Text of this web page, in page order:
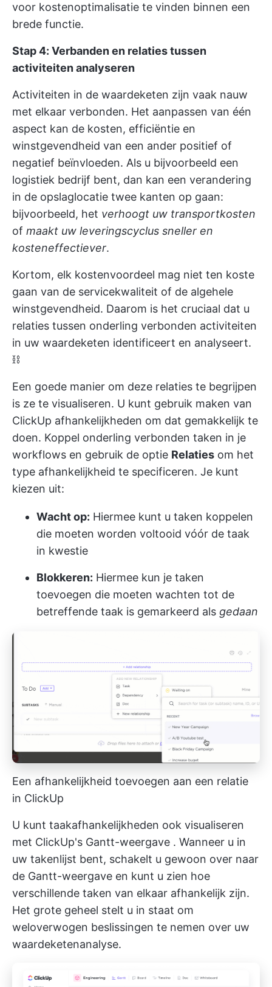
voor kostenoptimalisatie te vinden binnen een
brede functie.
Stap 4: Verbanden en relaties tussen
activiteiten analyseren
Activiteiten in de waardeketen zijn vaak nauw
met elkaar verbonden. Het aanpassen van één
aspect kan de kosten, efficiëntie en
winstgevendheid van een ander positief of
negatief beïnvloeden. Als u bijvoorbeeld een
logistiek bedrijf bent, dan kan een verandering
in de opslaglocatie twee kanten op gaan:
bijvoorbeeld, het verhoogt uw transportkosten
of maakt uw leveringscyclus sneller en
kosteneffectiever.
Kortom, elk kostenvoordeel mag niet ten koste
gaan van de servicekwaliteit of de algehele
winstgevendheid. Daarom is het cruciaal dat u
relaties tussen onderling verbonden activiteiten
in uw waardeketen identificeert en analyseert.
⛓️
Een goede manier om deze relaties te begrijpen
is ze te visualiseren. U kunt gebruik maken van
ClickUp afhankelijkheden om dat gemakkelijk te
doen. Koppel onderling verbonden taken in je
workflows en gebruik de optie Relaties om het
type afhankelijkheid te specificeren. Je kunt
kiezen uit:
Wacht op: Hiermee kunt u taken koppelen
die moeten worden voltooid vóór de taak
in kwestie
Blokkeren: Hiermee kun je taken
toevoegen die moeten wachten tot de
betreffende taak is gemarkeerd als gedaan
Een afhankelijkheid toevoegen aan een relatie
in ClickUp
U kunt taakafhankelijkheden ook visualiseren
met ClickUp's Gantt-weergave . Wanneer u in
uw takenlijst bent, schakelt u gewoon over naar
de Gantt-weergave en kunt u zien hoe
verschillende taken van elkaar afhankelijk zijn.
Het grote geheel stelt u in staat om
weloverwogen beslissingen te nemen over uw
waardeketenanalyse.